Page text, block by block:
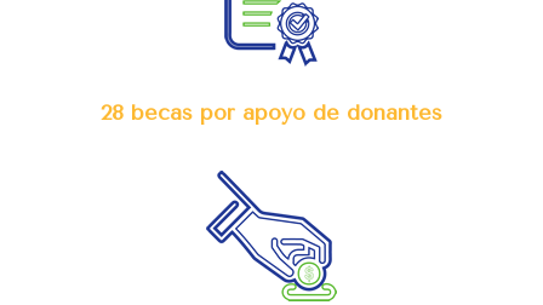
28 becas por apoyo de donantes